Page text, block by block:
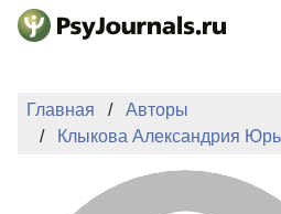
Перейти к основному содержанию
ИЗДАНИЯ
АВТОРЫ
ПОДАТЬ
БАЗА
Главная
Авторы
Клыкова Александрия